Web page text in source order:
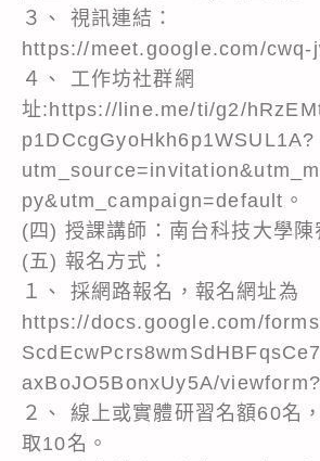
３、 視訊連結：
https://meet.google.com/cwq-
４、 工作坊社群網
址:https://line.me/ti/g2/
p1DCcgGyoHkh6p1WSUL1A?
py&utm_campaign=default。
(四) 授課講師：南台科技大學陳
(五) 報名方式：
１、 採網路報名，報名網址為
https://docs.google.com/
axBoJO5BonxUy5A/
２、 線上或實體研習名額60名
取10名。